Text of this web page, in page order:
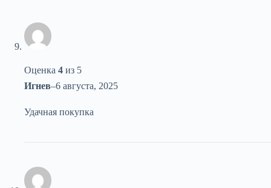
Оценка 4 из 5
Игнев–6 августа, 2025
Удачная покупка